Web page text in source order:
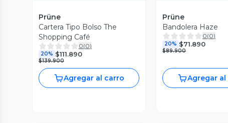
Prüne
Cartera Tipo Bolso The
Shopping Café
0(0)
20% $111.890
$139.900
Agregar al carro
Prüne
Bandolera Haze
0(0)
20% $71.890
$89.900
Agregar al